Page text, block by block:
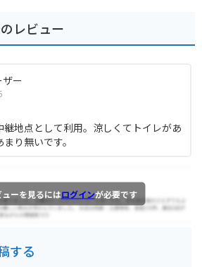
レビュー
ー
地点として利用。涼しくてトイレがあ
り無いです。
ーを見るにはログインが必要です
する